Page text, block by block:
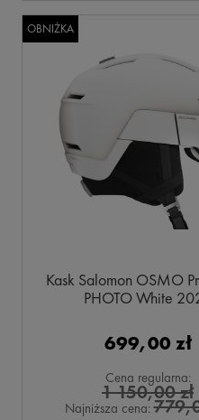
Kask Salomon OSMO
PHOTO White
699,00 zł
Cena regularna:
1 150,00 zł
Najniższa cena:
OBNIŻKA